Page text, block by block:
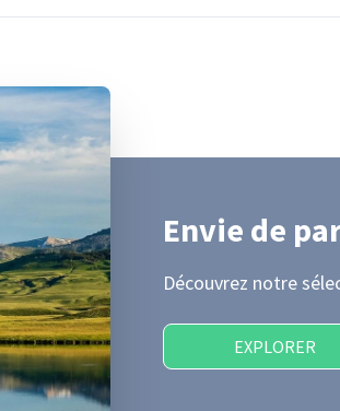
Envie de
Découvrez notre
EXPLORER